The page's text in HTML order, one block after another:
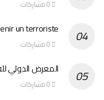
un terroriste..
المعرض الدولي للفلاحة بمكناس